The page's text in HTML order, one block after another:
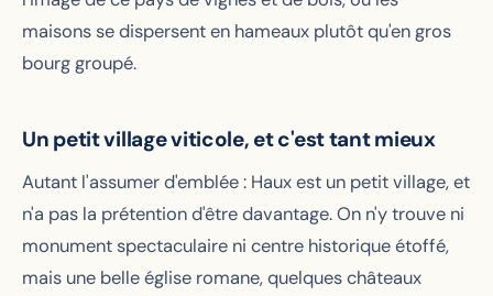
maisons se dispersent en hameaux plutôt qu'en gros
bourg groupé.
Un petit village viticole, et c'est tant mieux
Autant l'assumer d'emblée : Haux est un petit village, et
n'a pas la prétention d'être davantage. On n'y trouve ni
monument spectaculaire ni centre historique étoffé,
mais une belle église romane, quelques châteaux